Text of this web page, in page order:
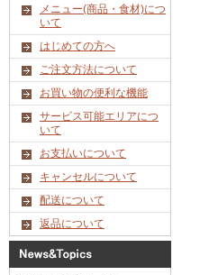
メニュー(商品・食材)につ
いて
はじめての方へ
ご注文方法について
お買い物の便利な機能
サービス可能エリアにつ
いて
お支払いについて
キャンセルについて
配送について
返品について